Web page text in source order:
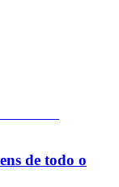
de todo o